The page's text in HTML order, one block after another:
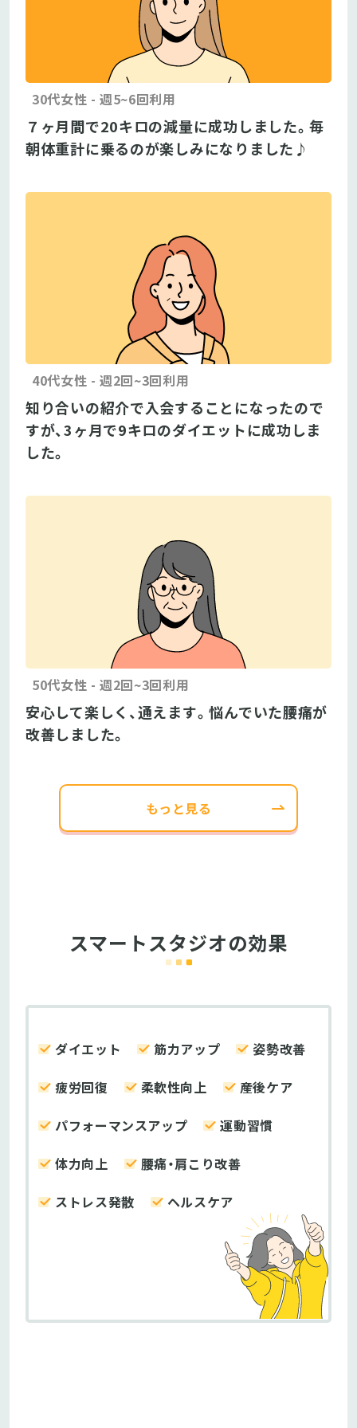
30代女性 - 週5~6回利用
７ヶ月間で20キロの減量に成功しました。毎
朝体重計に乗るのが楽しみになりました♪
40代女性 - 週2回~3回利用
知り合いの紹介で入会することになったので
すが、3ヶ月で9キロのダイエットに成功しま
した。
50代女性 - 週2回~3回利用
安心して楽しく、通えます。悩んでいた腰痛が
改善しました。
もっと見る
スマートスタジオの効果
ダイエット 筋力アップ
姿勢改善
疲労回復
柔軟性向上
産後ケア
パフォーマンスアップ
運動習慣
体力向上
腰痛・肩こり改善
ストレス発散
ヘルスケア